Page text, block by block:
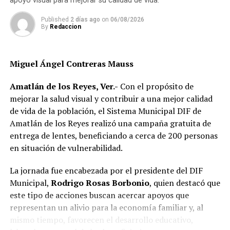
realizarán recorridos para fotografiar a los perros que
vecinos para identificar a sus dueños y, posteriormente,
citarlos al palacio de la comunidad, donde incluso
podrían hacerse acreedores a una multa.
La publicación provocó críticas entre pobladores,
quienes consideran que la Agencia Municipal podría
sanciones sin precisar el fundamento jurídico que las
respalda, por lo que calificaron la medida como un
presunto abuso de autoridad.
Si bien especialistas y organizaciones dedicadas al
Published 2 días ago on 06/08/2026
By Redaccion
Miguel Ángel Contreras Mauss
Amatlán de los Reyes, Ver.- Con el propósito de
mejorar la salud visual y contribuir a una mejor calidad
de vida de la población, el Sistema Municipal DIF de
Amatlán de los Reyes realizó una campaña gratuita de
entrega de lentes, beneficiando a cerca de 200 personas
en situación de vulnerabilidad.
La jornada fue encabezada por el presidente del DIF
Municipal, Rodrigo Rosas Borbonio, quien destacó que
este tipo de acciones buscan acercar apoyos que
representan un alivio para la economía familiar y, al
mismo tiempo, favorecen el desarrollo educativo,